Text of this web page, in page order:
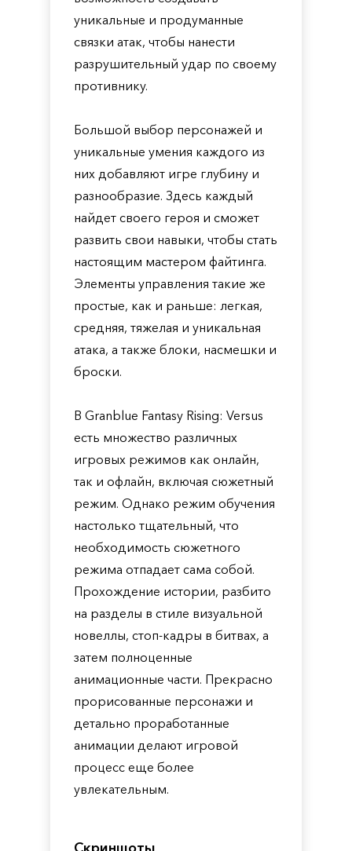
уникальные и продуманные
связки атак, чтобы нанести
разрушительный удар по своему
противнику.
Большой выбор персонажей и
уникальные умения каждого из
них добавляют игре глубину и
разнообразие. Здесь каждый
найдет своего героя и сможет
развить свои навыки, чтобы стать
настоящим мастером файтинга.
Элементы управления такие же
простые, как и раньше: легкая,
средняя, тяжелая и уникальная
атака, а также блоки, насмешки и
броски.
В Granblue Fantasy Rising: Versus
есть множество различных
игровых режимов как онлайн,
так и офлайн, включая сюжетный
режим. Однако режим обучения
настолько тщательный, что
необходимость сюжетного
режима отпадает сама собой.
Прохождение истории, разбито
на разделы в стиле визуальной
новеллы, стоп-кадры в битвах, а
затем полноценные
анимационные части. Прекрасно
прорисованные персонажи и
детально проработанные
анимации делают игровой
процесс еще более
увлекательным.